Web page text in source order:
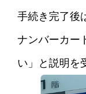
手続き完了後
ナンバーカー
い」と説明を